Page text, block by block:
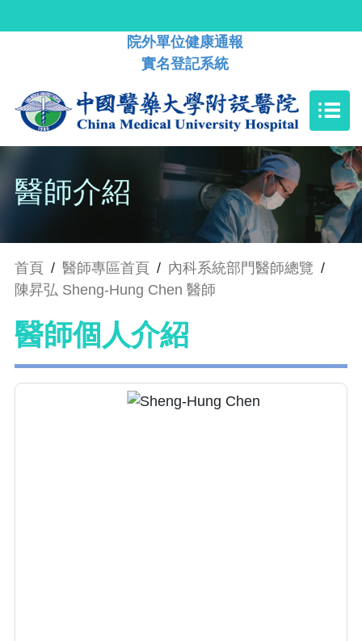
院外單位健康通報
實名登記系統
醫師介紹
首頁 / 醫師專區首頁 / 內科系統部門醫師總覽 /
陳昇弘 Sheng-Hung Chen 醫師
醫師個人介紹